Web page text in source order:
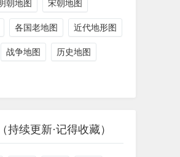
朝地图 宋朝地图
各国老地图 近代地形图
战争地图 历史地图
持续更新·记得收藏）